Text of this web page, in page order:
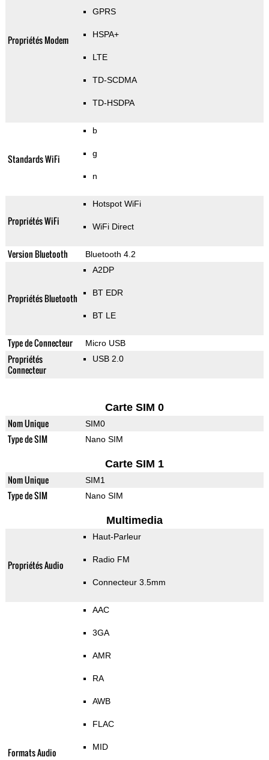
Propriétés Modem
GPRS
HSPA+
LTE
TD-SCDMA
TD-HSDPA
Standards WiFi
b
g
n
Propriétés WiFi
Hotspot WiFi
WiFi Direct
Version Bluetooth Bluetooth 4.2
Propriétés Bluetooth
A2DP
BT EDR
BT LE
Type de Connecteur Micro USB
Propriétés
Connecteur
USB 2.0
Carte SIM 0
Nom Unique SIM0
Type de SIM Nano SIM
Carte SIM 1
Nom Unique SIM1
Type de SIM Nano SIM
Multimedia
Propriétés Audio
Haut-Parleur
Radio FM
Connecteur 3.5mm
Formats Audio
AAC
3GA
AMR
RA
AWB
FLAC
MID